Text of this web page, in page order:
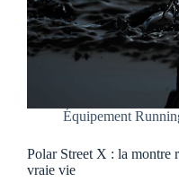
Équipement
Polar Street X : la montre
vraie vie